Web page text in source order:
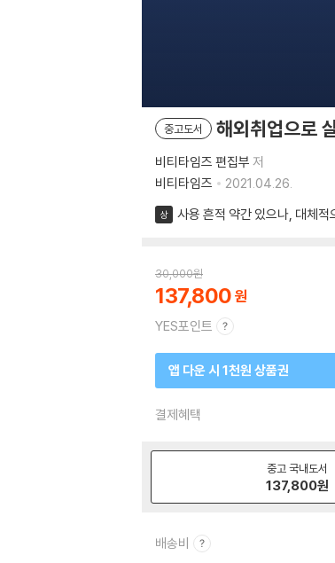
중고도서 해외취업으로
비티타임즈 편집부 저
비티타임즈
2021.04.26.
상 사용 흔적 약간 있으나, 대체적
30,000원
137,800
YES포인트
앱 다운 시 1천원 상품권
결제혜택
중고 국내도서
137,800원
배송비